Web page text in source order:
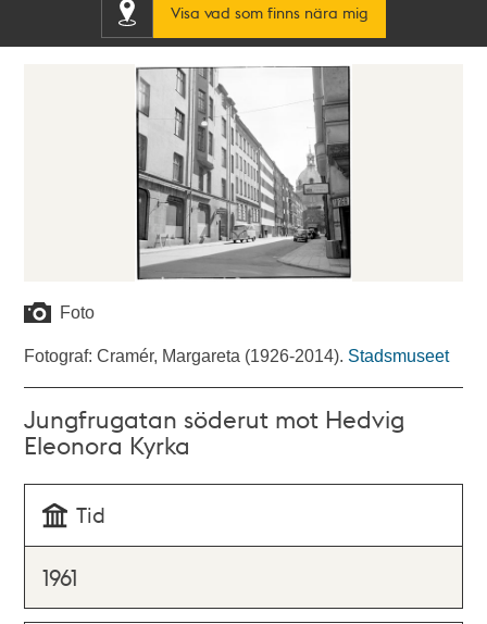
Visa vad som finns nära mig
Foto
Fotograf: Cramér, Margareta (1926-2014). Stadsmuseet
Jungfrugatan söderut mot Hedvig
Eleonora Kyrka
Tid
1961